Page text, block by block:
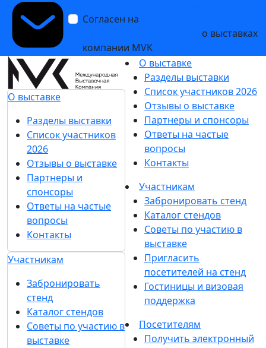
Согласен на
о выставках
компании MVK
О выставке
Разделы выставки
Список участников
2026
Отзывы о выставке
Партнеры и
спонсоры
Ответы на частые
вопросы
Контакты
Участникам
Забронировать
стенд
Каталог стендов
Советы по участию в
выставке
О выставке
Разделы выставки
Список участников 2026
Отзывы о выставке
Партнеры и спонсоры
Ответы на частые
вопросы
Контакты
Участникам
Забронировать стенд
Каталог стендов
Советы по участию в
выставке
Пригласить
посетителей на стенд
Гостиницы и визовая
поддержка
Посетителям
Получить электронный